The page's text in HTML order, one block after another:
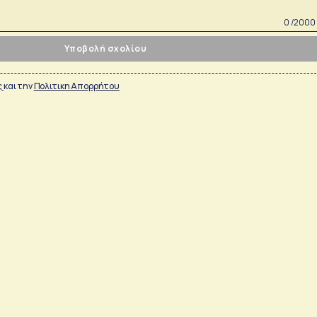
0 /2000
Υποβολή σχολίου
και τηνΠολιτικη Απορρήτου